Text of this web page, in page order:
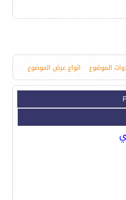
الموضوع انواع عرض الموضوع